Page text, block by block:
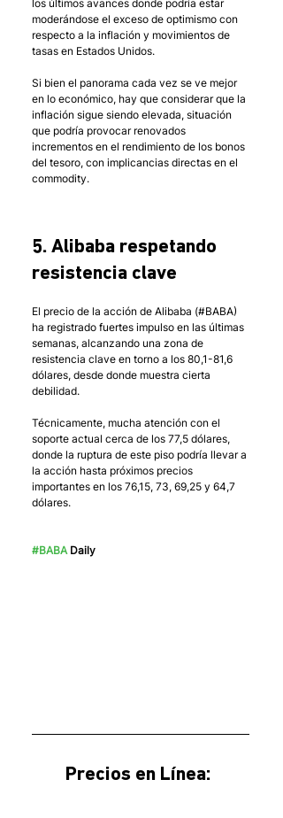
los últimos avances donde podría estar
moderándose el exceso de optimismo con
respecto a la inflación y movimientos de
tasas en Estados Unidos.
Si bien el panorama cada vez se ve mejor
en lo económico, hay que considerar que la
inflación sigue siendo elevada, situación
que podría provocar renovados
incrementos en el rendimiento de los bonos
del tesoro, con implicancias directas en el
commodity.
5. Alibaba respetando
resistencia clave
El precio de la acción de Alibaba (#BABA)
ha registrado fuertes impulso en las últimas
semanas, alcanzando una zona de
resistencia clave en torno a los 80,1-81,6
dólares, desde donde muestra cierta
debilidad.
Técnicamente, mucha atención con el
soporte actual cerca de los 77,5 dólares,
donde la ruptura de este piso podría llevar a
la acción hasta próximos precios
importantes en los 76,15, 73, 69,25 y 64,7
dólares.
#BABA Daily
Precios en Línea: